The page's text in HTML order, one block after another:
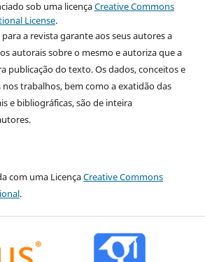
sob uma licençaCreative Commons
License.
a revista garante aos seus autores a
autorais sobre o mesmo e autoriza que a
publicação do texto. Os dados, conceitos e
trabalhos, bem como a exatidão das
e bibliográficas, são de inteira
com uma LicençaCreative Commons
.